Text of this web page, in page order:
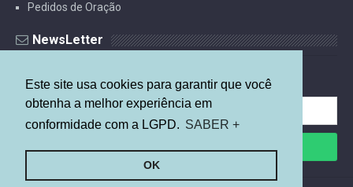
Este site usa cookies para garantir que você
obtenha a melhor experiência em
conformidade com a LGPD. SABER +
OK
Pedidos de Oração
NewsLetter
Receba Estudos Por E-mail.
©2026Mais Relevante